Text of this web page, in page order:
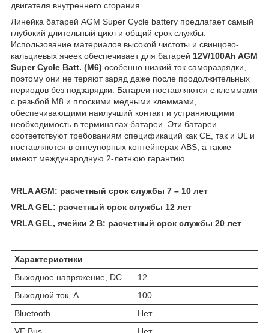
двигателя внутреннего сгорания.
Линейка батарей AGM Super Cycle battery предлагает самый
глубокий длительный цикл и общий срок службы.
Использование материалов высокой чистоты и свинцово-
кальциевых ячеек обеспечивает для батарей 12V/100Ah AGM
Super Cycle Batt. (M6) особенно низкий ток саморазрядки,
поэтому они не теряют заряд даже после продолжительных
периодов без подзарядки. Батареи поставляются с клеммами
с резьбой М8 и плоскими медными клеммами,
обеспечивающими наилучший контакт и устраняющими
необходимость в терминалах батареи. Эти батареи
соответствуют требованиям спецификаций как CE, так и UL и
поставляются в огнеупорных контейнерах ABS, а также
имеют международную 2-летнюю гарантию.
VRLA AGM: расчетный срок службы 7 – 10 лет
VRLA GEL: расчетный срок службы 12 лет
VRLA GEL, ячейки 2 В: расчетный срок службы 20 лет
Характеристики
Выходное напряжение, DC
12
Выходной ток, А
100
Bluetooth
Нет